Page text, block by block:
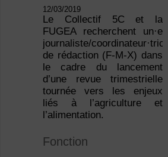
12/03/2019
Le Collectif 5C et la
FUGEA recherchent un·e
journaliste/coordinateur·trice
de rédaction (F-M-X) dans
le cadre du lancement
d’une revue trimestrielle
tournée vers les enjeux
liés à l’agriculture et
l’alimentation.
Fonction